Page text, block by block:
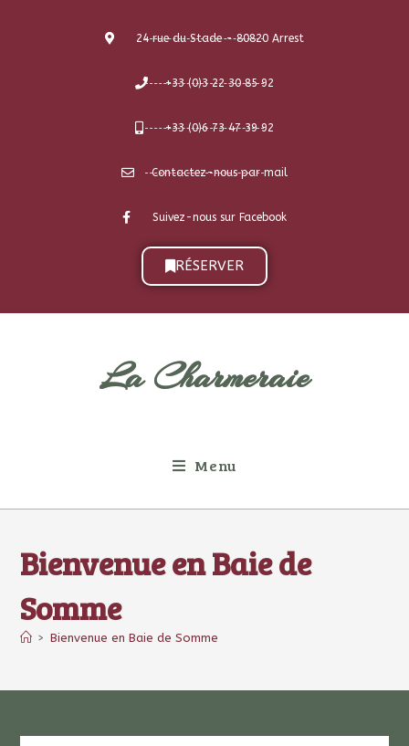
place. Merci de votre compréhension.
24 rue du Stade - 80820 Arrest
+33 (0)3 22 30 85 92
+33 (0)6 73 47 39 92
Contactez-nous par mail
Suivez-nous sur Facebook
RÉSERVER
La Charmeraie
Menu
Bienvenue en Baie de
Somme
> Bienvenue en Baie de Somme